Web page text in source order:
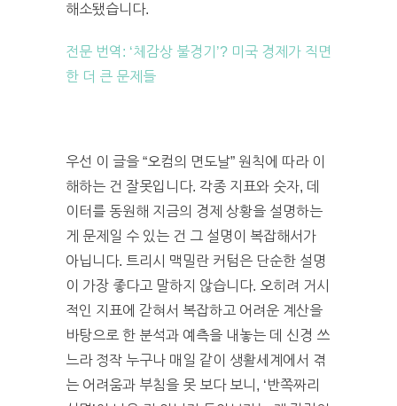
해소됐습니다.
전문 번역: ‘체감상 불경기’? 미국 경제가 직면
한 더 큰 문제들
우선 이 글을 “오컴의 면도날” 원칙에 따라 이
해하는 건 잘못입니다. 각종 지표와 숫자, 데
이터를 동원해 지금의 경제 상황을 설명하는
게 문제일 수 있는 건 그 설명이 복잡해서가
아닙니다. 트리시 맥밀란 커텀은 단순한 설명
이 가장 좋다고 말하지 않습니다. 오히려 거시
적인 지표에 갇혀서 복잡하고 어려운 계산을
바탕으로 한 분석과 예측을 내놓는 데 신경 쓰
느라 정작 누구나 매일 같이 생활세계에서 겪
는 어려움과 부침을 못 보다 보니, ‘반쪽짜리